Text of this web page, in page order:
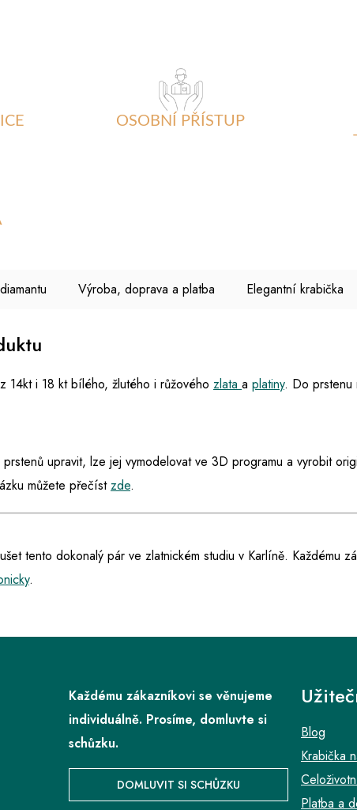
OSOBNÍ PŘÍSTUP
Výroba, doprava a platba Elegantní krabička
14kt i 18 kt bílého, žlutého i růžového zlata a platiny. Do prstenu
upravit, lze jej vymodelovat ve 3D programu a vyrobit
můžete přečístzde.
tento dokonalý pár ve zlatnickém studiu v Karlíně. Každému
.
Každému zákazníkovi se věnujeme
individuálně. Prosíme, domluvte si
schůzku.
DOMLUVIT SI SCHŮZKU
Blog
Krabička
Platba a